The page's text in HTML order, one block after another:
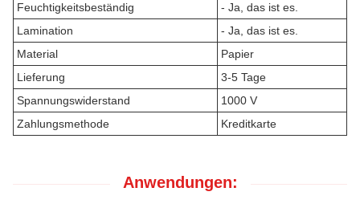
Feuchtigkeitsbeständig
- Ja, das ist es.
Lamination
- Ja, das ist es.
Material
Papier
Lieferung
3-5 Tage
Spannungswiderstand
1000 V
Zahlungsmethode
Kreditkarte
Anwendungen: